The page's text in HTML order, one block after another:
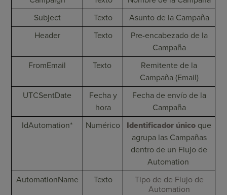
Subject
Texto
Asunto de la Campaña
Header
Texto
Pre-encabezado de la
Campaña
FromEmail
Texto
Remitente de la
Campaña (Email)
UTCSentDate
Fecha y
hora
Fecha de envío de la
Campaña
IdAutomation*
Numérico Identificador único que
agrupa las Campañas
dentro de un Flujo de
Automation
AutomationName
Texto
Tipo de de Flujo de
Automation